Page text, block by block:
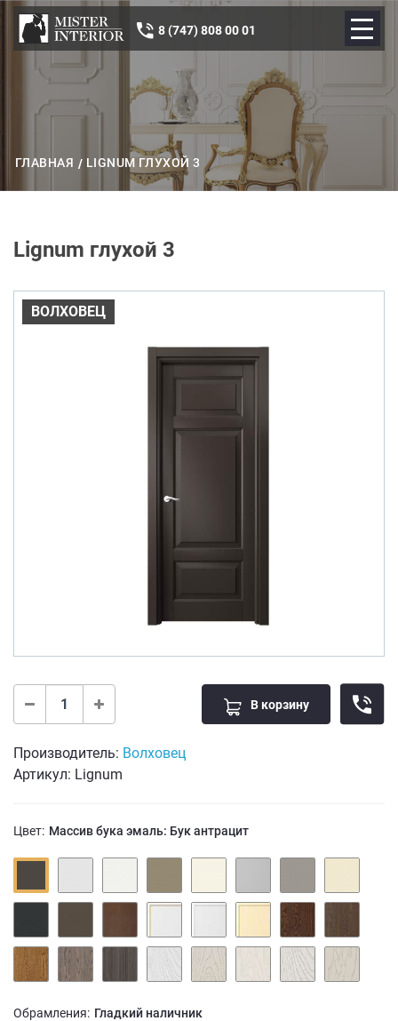
8 (747) 808 00 01
ГЛАВНАЯ LIGNUM ГЛУХОЙ 3
Lignum глухой 3
ВОЛХОВЕЦ
В корзину
Производитель: Волховец
Артикул: Lignum
Цвет: Массив бука эмаль: Бук антрацит
Обрамления: Гладкий наличник